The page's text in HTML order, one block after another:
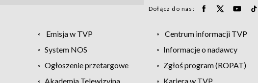
Dołącz do nas:
Emisja w TVP Centrum informacji TVP
System NOS Informacje o nadawcy
Ogłoszenie przetargowe Zgłoś program (ROPAT)
Akademia Telewizyjna Kariera w TVP